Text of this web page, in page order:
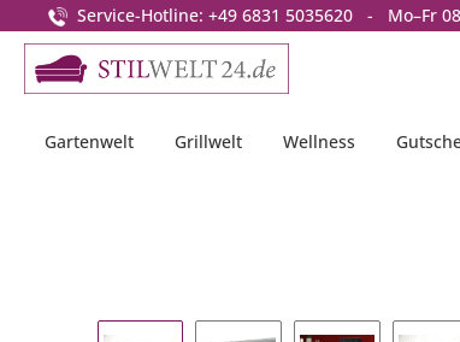
Zur Hauptnavigation springen
Service-Hotline: +49 6831 5035620 - Mo–Fr
Gartenwelt Grillwelt Wellness
Bildergalerie überspringen